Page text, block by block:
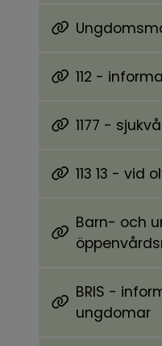
Länk till annan
112 -
Länk till annan
1177 -
Länk till annan
113 13 - vid
Länk till annan
Barn- och
Länk till annan
BRIS -
ungdomar
Länk till annan